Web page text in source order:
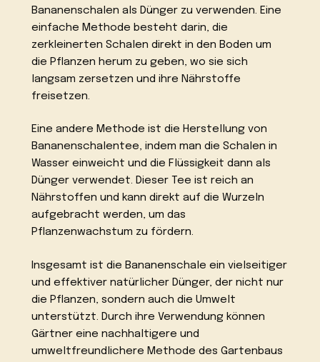
Bananenschalen als Dünger zu verwenden. Eine
einfache Methode besteht darin, die
zerkleinerten Schalen direkt in den Boden um
die Pflanzen herum zu geben, wo sie sich
langsam zersetzen und ihre Nährstoffe
freisetzen.
Eine andere Methode ist die Herstellung von
Bananenschalentee, indem man die Schalen in
Wasser einweicht und die Flüssigkeit dann als
Dünger verwendet. Dieser Tee ist reich an
Nährstoffen und kann direkt auf die Wurzeln
aufgebracht werden, um das
Pflanzenwachstum zu fördern.
Insgesamt ist die Bananenschale ein vielseitiger
und effektiver natürlicher Dünger, der nicht nur
die Pflanzen, sondern auch die Umwelt
unterstützt. Durch ihre Verwendung können
Gärtner eine nachhaltigere und
umweltfreundlichere Methode des Gartenbaus